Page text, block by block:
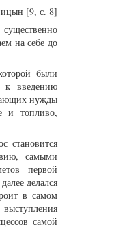
[9, с. 8]
на себе до
были
к введению
нужды
и топливо,
становится
самыми
первой
делался
в самом
самой